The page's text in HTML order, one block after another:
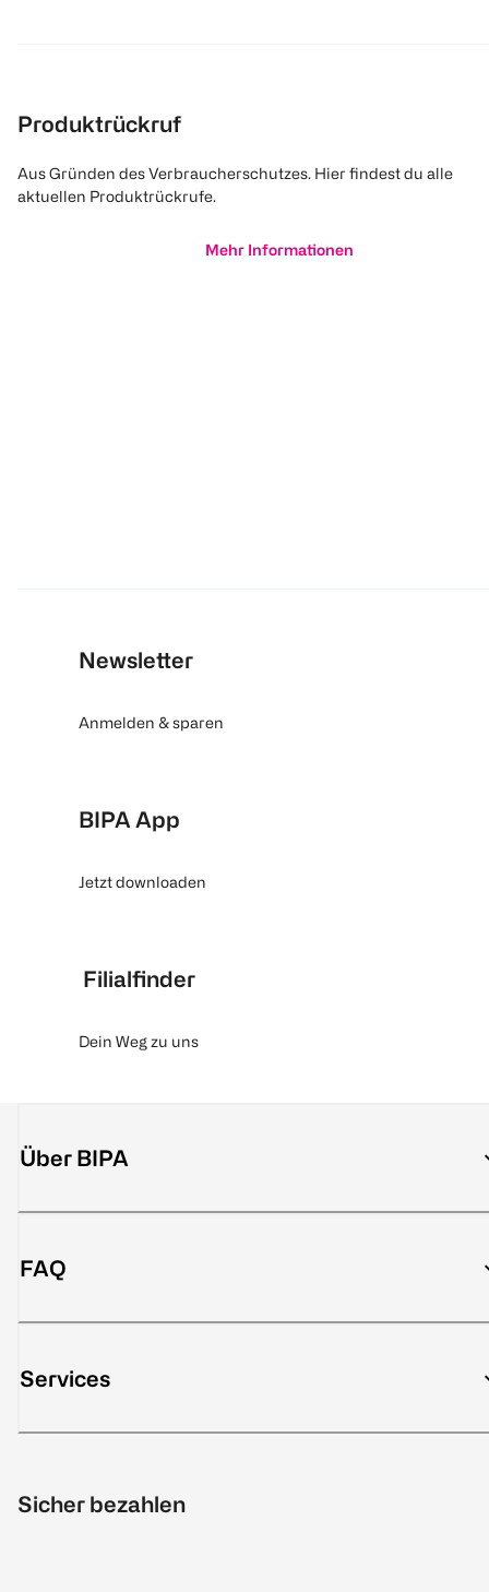
Produktrückruf
Aus Gründen des Verbraucherschutzes. Hier findest du alle
aktuellen Produktrückrufe.
Mehr Informationen
Newsletter
Anmelden & sparen
BIPA App
Jetzt downloaden
Filialfinder
Dein Weg zu uns
Über BIPA
FAQ
Services
Sicher bezahlen